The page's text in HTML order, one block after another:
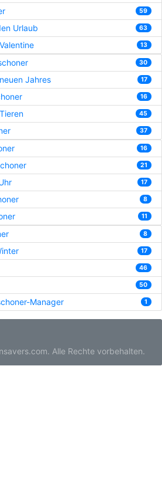
59
Urlaub 63
13
30
Jahres 17
16
45
37
16
21
17
8
11
8
17
46
50
Manager 1
Alle Rechte vorbehalten.